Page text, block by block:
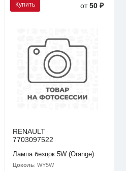
Купить от50 ₽
RENAULT
7703097522
Лампа безцок 5W (Orange)
Цоколь: WY5W